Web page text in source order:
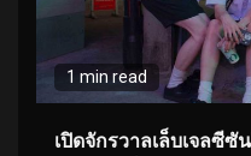
1 min read
เปิดจักรวาลเล็บเจลซีซั